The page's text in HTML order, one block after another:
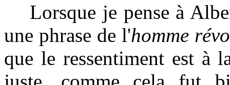
Lorsque je pense à
une phrase de l'homme
que le ressentiment est à